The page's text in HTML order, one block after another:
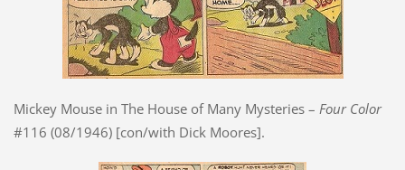
Mickey Mouse in The House of Many Mysteries – Four Color
#116 (08/1946) [con/with Dick Moores].